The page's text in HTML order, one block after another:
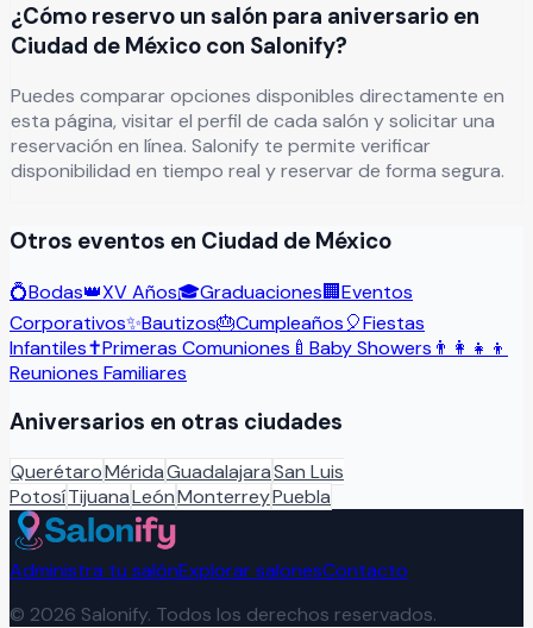
¿Cómo reservo un salón para aniversario en
Ciudad de México con Salonify?
Puedes comparar opciones disponibles directamente en
esta página, visitar el perfil de cada salón y solicitar una
reservación en línea. Salonify te permite verificar
disponibilidad en tiempo real y reservar de forma segura.
Otros eventos en Ciudad de México
💍Bodas👑XV Años🎓Graduaciones🏢Eventos
Corporativos✨Bautizos🎂Cumpleaños🎈Fiestas
Infantiles✝️Primeras Comuniones 🍼 Baby Showers 👨‍👩‍👧‍👦
Reuniones Familiares
Aniversarios en otras ciudades
QuerétaroMéridaGuadalajaraSan Luis
PotosíTijuanaLeónMonterreyPuebla
Administra tu salónExplorar salonesContacto
© 2026 Salonify. Todos los derechos reservados.